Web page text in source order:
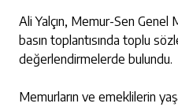
Ali Yalçın, Memur-Sen Genel
basın toplantısında toplu
değerlendirmelerde bulundu.
Memurların ve emeklilerin